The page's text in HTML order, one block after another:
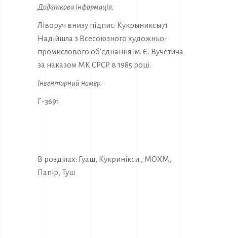
Додаткова інформація:
Ліворуч внизу підпис: Кукрыниксы71
Надійшла з Всесоюзного художньо-
промислового об’єднання ім. Є. Вучетича
за наказом МК СРСР в 1985 році.
Інвентарний номер:
Г-3691
В розділах: Гуаш, Кукринікси., МОХМ,
Папір, Туш